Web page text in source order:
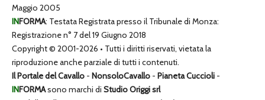
Maggio 2005
INFORMA: Testata Registrata presso il Tribunale di Monza:
Registrazione n° 7 del 19 Giugno 2018
Copyright © 2001-2026 • Tutti i diritti riservati, vietata la
riproduzione anche parziale di tutti i contenuti.
Il Portale del Cavallo - NonsoloCavallo - Pianeta Cuccioli -
INFORMAsono marchi di Studio Origgi srl